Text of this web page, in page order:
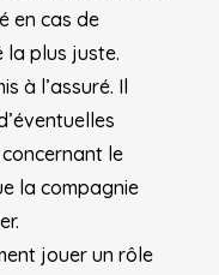
en cas de
la plus juste.
à l’assuré. Il
le
la compagnie
jouer un rôle